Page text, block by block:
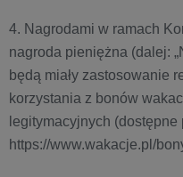
4. Nagrodami w ramach
nagroda pieniężna (dalej:
będą miały zastosowanie
korzystania z bonów
legitymacyjnych (dostępne
https://www.wakacje.pl/